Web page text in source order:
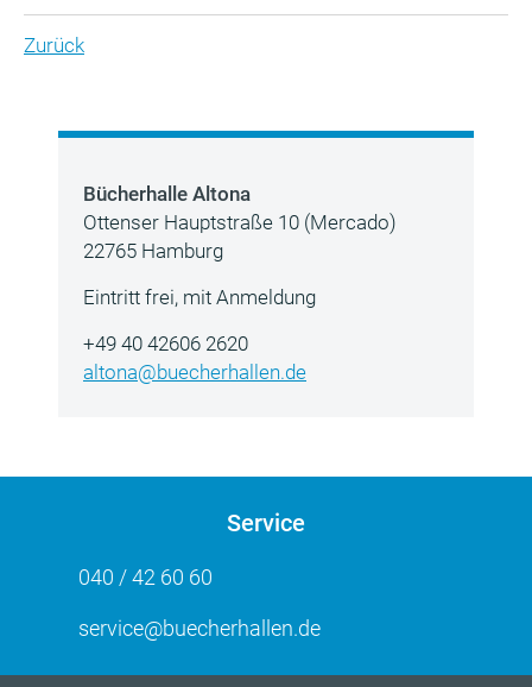
Zurück
Bücherhalle Altona
Ottenser Hauptstraße 10 (Mercado)
22765 Hamburg
Eintritt frei, mit Anmeldung
+49 40 42606 2620
altona@buecherhallen.de
Service
040 / 42 60 60
service@buecherhallen.de